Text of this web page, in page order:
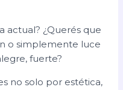
actual? ¿Querés que
o simplemente luce
fuerte?
no solo por estética,